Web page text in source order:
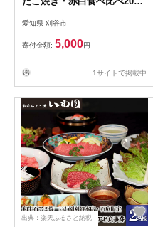
コヤキ オリジナル 2人前 愛
知県
愛知県 刈谷市
寄付金額: 5,000円
1サイトで掲載中
出典：楽天ふるさと納税